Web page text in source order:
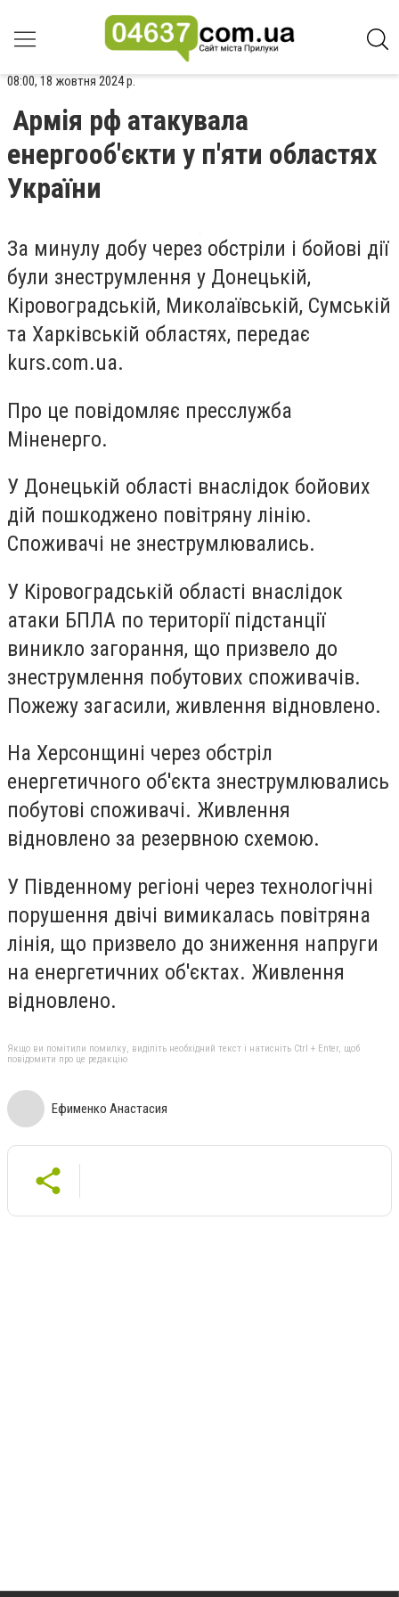
08:00, 18 жовтня 2024 р.
Армія рф атакувала
енергооб'єкти у п'яти областях
України
За минулу добу через обстріли і бойові дії
були знеструмлення у Донецькій,
Кіровоградській, Миколаївській, Сумській
та Харківській областях, передає
kurs.com.ua.
Про це повідомляє пресслужба
Міненерго.
У Донецькій області внаслідок бойових
дій пошкоджено повітряну лінію.
Споживачі не знеструмлювались.
У Кіровоградській області внаслідок
атаки БПЛА по території підстанції
виникло загорання, що призвело до
знеструмлення побутових споживачів.
Пожежу загасили, живлення відновлено.
На Херсонщині через обстріл
енергетичного об'єкта знеструмлювались
побутові споживачі. Живлення
відновлено за резервною схемою.
У Південному регіоні через технологічні
порушення двічі вимикалась повітряна
лінія, що призвело до зниження напруги
на енергетичних об'єктах. Живлення
відновлено.
Якщо ви помітили помилку, виділіть необхідний текст і натисніть Ctrl + Enter, щоб
повідомити про це редакцію
Ефименко Анастасия